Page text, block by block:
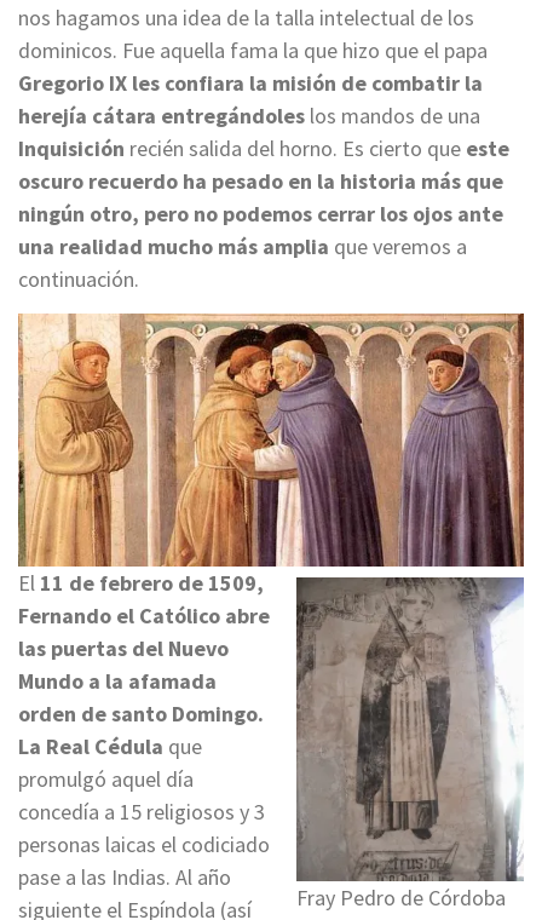
nos hagamos una idea de la talla intelectual de los
dominicos. Fue aquella fama la que hizo que el papa
Gregorio IX les confiara la misión de combatir la
herejía cátara entregándoles los mandos de una
Inquisición recién salida del horno. Es cierto que este
oscuro recuerdo ha pesado en la historia más que
ningún otro, pero no podemos cerrar los ojos ante
una realidad mucho más amplia que veremos a
continuación.
Fray Pedro de Córdoba
El 11 de febrero de 1509,
Fernando el Católico abre
las puertas del Nuevo
Mundo a la afamada
orden de santo Domingo.
La Real Cédula que
promulgó aquel día
concedía a 15 religiosos y 3
personas laicas el codiciado
pase a las Indias. Al año
siguiente el Espíndola (así